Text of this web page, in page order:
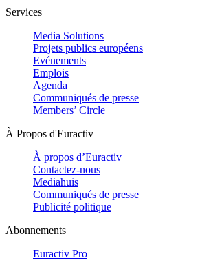
Services
Media Solutions
Projets publics européens
Evénements
Emplois
Agenda
Communiqués de presse
Members’ Circle
À Propos d'Euractiv
À propos d’Euractiv
Contactez-nous
Mediahuis
Communiqués de presse
Publicité politique
Abonnements
Euractiv Pro